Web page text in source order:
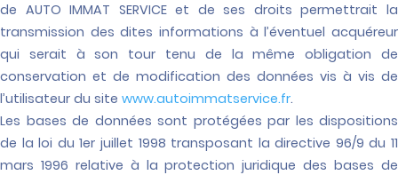
de AUTO IMMAT SERVICE et de ses droits permettrait la
transmission des dites informations à l’éventuel acquéreur
qui serait à son tour tenu de la même obligation de
conservation et de modification des données vis à vis de
l’utilisateur du site www.autoimmatservice.fr.
Les bases de données sont protégées par les dispositions
de la loi du 1er juillet 1998 transposant la directive 96/9 du 11
mars 1996 relative à la protection juridique des bases de